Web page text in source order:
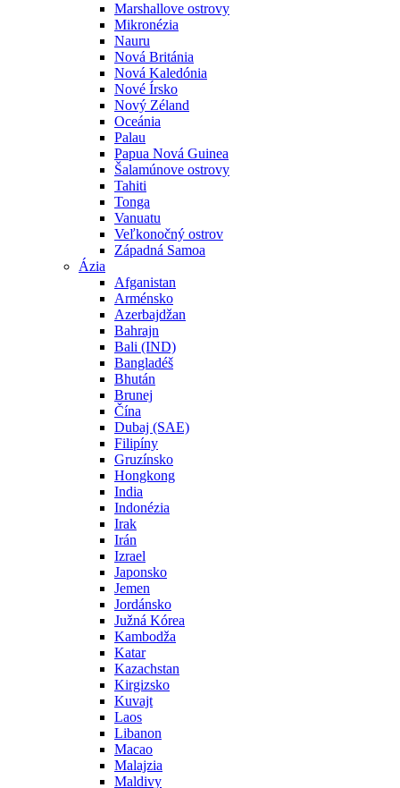
Marshallove ostrovy
Mikronézia
Nauru
Nová Británia
Nová Kaledónia
Nové Írsko
Nový Zéland
Oceánia
Palau
Papua Nová Guinea
Šalamúnove ostrovy
Tahiti
Tonga
Vanuatu
Veľkonočný ostrov
Západná Samoa
Ázia
Afganistan
Arménsko
Azerbajdžan
Bahrajn
Bali (IND)
Bangladéš
Bhután
Brunej
Čína
Dubaj (SAE)
Filipíny
Gruzínsko
Hongkong
India
Indonézia
Irak
Irán
Izrael
Japonsko
Jemen
Jordánsko
Južná Kórea
Kambodža
Katar
Kazachstan
Kirgizsko
Kuvajt
Laos
Libanon
Macao
Malajzia
Maldivy